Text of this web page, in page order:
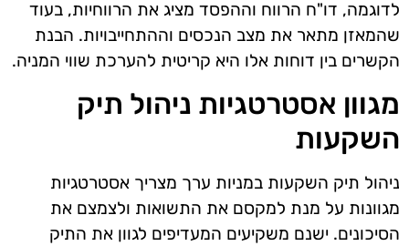
לדוגמה, דו"ח הרווח וההפסד מציג את הרווחיות, בעוד
שהמאזן מתאר את מצב הנכסים וההתחייבויות. הבנת
הקשרים בין דוחות אלו היא קריטית להערכת שווי המניה.
מגוון אסטרטגיות ניהול תיק
השקעות
ניהול תיק השקעות במניות ערך מצריך אסטרטגיות
מגוונות על מנת למקסם את התשואות ולצמצם את
הסיכונים. ישנם משקיעים המעדיפים לגוון את התיק